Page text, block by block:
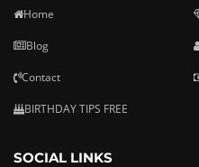
Home
Blog
Contact
BIRTHDAY TIPS FREE
SOCIAL LINKS